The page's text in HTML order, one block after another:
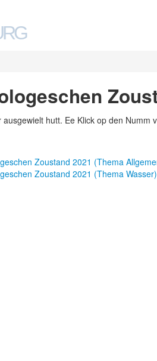
hutt. Ee Klick op den Numm
Zoustand 2021 (Thema
Zoustand 2021 (Thema Wasser)